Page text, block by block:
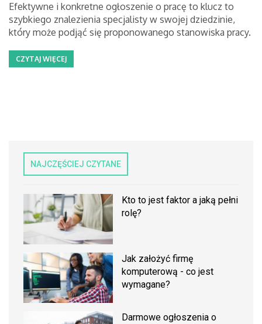
Efektywne i konkretne ogłoszenie o pracę to klucz to
szybkiego znalezienia specjalisty w swojej dziedzinie,
który może podjąć się proponowanego stanowiska pracy.
CZYTAJ WIĘCEJ
NAJCZĘŚCIEJ CZYTANE
Kto to jest faktor a jaką pełni
rolę?
Jak założyć firmę
komputerową - co jest
wymagane?
Darmowe ogłoszenia o